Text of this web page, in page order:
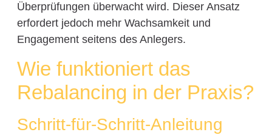
Überprüfungen überwacht wird. Dieser Ansatz
erfordert jedoch mehr Wachsamkeit und
Engagement seitens des Anlegers.
Wie funktioniert das
Rebalancing in der Praxis?
Schritt-für-Schritt-Anleitung